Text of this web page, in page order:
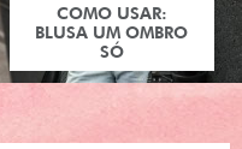
COMO USAR:
BLUSA UM OMBRO
SÓ